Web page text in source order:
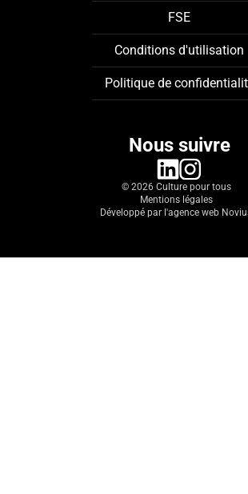
FSE
Conditions d'utilisation
Politique de
Nous suivre
linkedininstagram
© 2026 Culture pour tous
Mentions légales
Développé par l'agence web